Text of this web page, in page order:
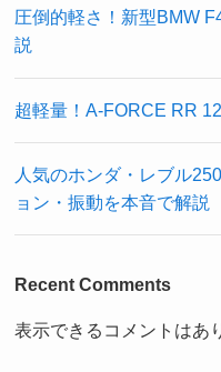
圧倒的軽さ！新型BMW
説
超軽量！A-FORCE RR
人気のホンダ・レブル
ョン・振動を本音で解説
Recent Comments
表示できるコメントはあ